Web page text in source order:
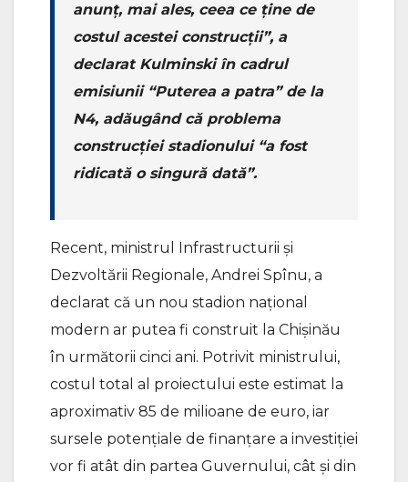
anunț, mai ales, ceea ce ține de
costul acestei construcții”, a
declarat Kulminski în cadrul
emisiunii “Puterea a patra” de la
N4, adăugând că problema
construcției stadionului “a fost
ridicată o singură dată”.
Recent, ministrul Infrastructurii și
Dezvoltării Regionale, Andrei Spînu, a
declarat că un nou stadion național
modern ar putea fi construit la Chișinău
în următorii cinci ani. Potrivit ministrului,
costul total al proiectului este estimat la
aproximativ 85 de milioane de euro, iar
sursele potențiale de finanțare a investiției
vor fi atât din partea Guvernului, cât și din